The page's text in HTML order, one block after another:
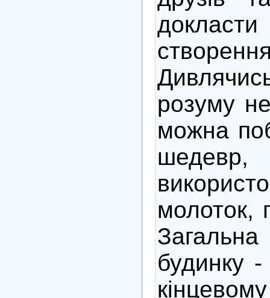
розуму
можна
шедевр,
молоток,
будинку